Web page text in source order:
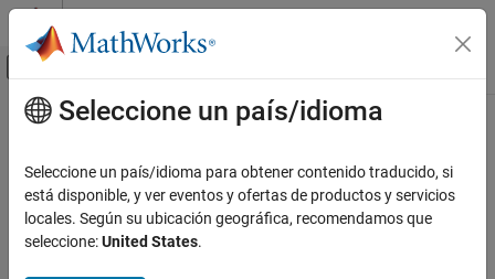
Saltar al contenido
Mostrar/ocultar menú de navegación
Inicio de Documentación
Categoría
Database Toolbox
Contenido principal
How useful was this information?
Seleccione un país/idioma
Seleccione un país/idioma para obtener contenido traducido, si
está disponible, y ver eventos y ofertas de productos y servicios
locales. Según su ubicación geográfica, recomendamos que
seleccione:United States.